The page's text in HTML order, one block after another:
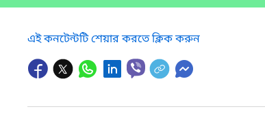
এই কনটেন্টটি শেয়ার করতে ক্লিক করুন